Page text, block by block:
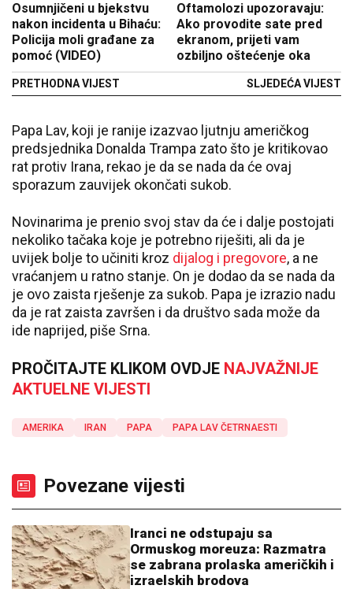
Osumnjičeni u bjekstvu
nakon incidenta u Bihaću:
Policija moli građane za
pomoć (VIDEO)
PRETHODNA VIJEST
Oftamolozi upozoravaju:
Ako provodite sate pred
ekranom, prijeti vam
ozbiljno oštećenje oka
SLJEDEĆA VIJEST
Papa Lav, koji je ranije izazvao ljutnju američkog
predsjednika Donalda Trampa zato što je kritikovao
rat protiv Irana, rekao je da se nada da će ovaj
sporazum zauvijek okončati sukob.
Novinarima je prenio svoj stav da će i dalje postojati
nekoliko tačaka koje je potrebno riješiti, ali da je
uvijek bolje to učiniti kroz dijalog i pregovore, a ne
vraćanjem u ratno stanje. On je dodao da se nada da
je ovo zaista rješenje za sukob. Papa je izrazio nadu
da je rat zaista završen i da društvo sada može da
ide naprijed, piše Srna.
PROČITAJTE KLIKOM OVDJE NAJVAŽNIJE
AKTUELNE VIJESTI
AMERIKA IRAN PAPA PAPA LAV ČETRNAESTI
Povezane vijesti
Iranci ne odstupaju sa
Ormuskog moreuza: Razmatra
se zabrana prolaska američkih i
izraelskih brodova